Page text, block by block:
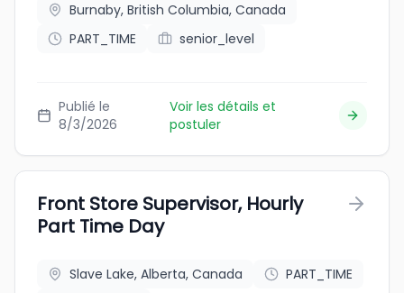
Burnaby, British Columbia, Canada
PART_TIME
senior_level
Publié le
8/3/2026
Voir les détails et
postuler
Front Store Supervisor, Hourly
Part Time Day
Slave Lake, Alberta, Canada
PART_TIME